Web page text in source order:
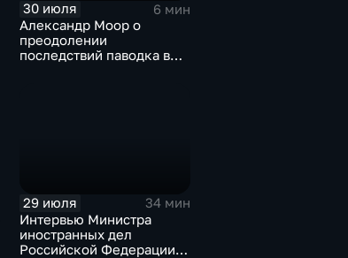
30 июля
6 мин
Александр Моор о
преодолении
последствий паводка в
29 июля
34 мин
Интервью Министра
иностранных дел
Российской Федерации,